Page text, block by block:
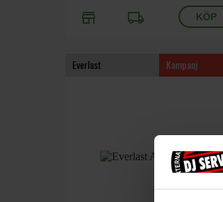
store local_shipping
Everlast Kampanj